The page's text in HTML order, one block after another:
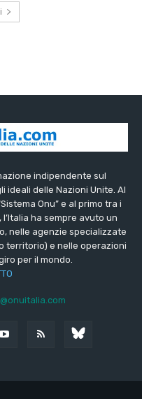
indipendente sul
ideali delle Nazioni Unite. Al
Onu” e al primo tra i
ha sempre avuto un
nelle agenzie specializzate
territorio) e nelle operazioni
per il mondo.